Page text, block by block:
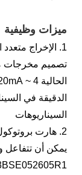
ميزات وظيفية
1. الإخراج متعدد القنوات
الدقيقة في
السيناريوهات
2. هارت بروتوكول التكامل العميق